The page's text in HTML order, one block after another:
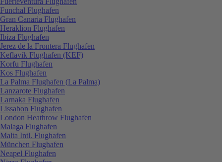
Funchal Flughafen
Gran Canaria Flughafen
Heraklion Flughafen
Ibiza Flughafen
Jerez de la Frontera Flughafen
Keflavik Flughafen (KEF)
Korfu Flughafen
Kos Flughafen
La Palma Flughafen (La Palma)
Lanzarote Flughafen
Larnaka Flughafen
Lissabon Flughafen
London Heathrow Flughafen
Malaga Flughafen
Malta Intl. Flughafen
München Flughafen
Neapel Flughafen